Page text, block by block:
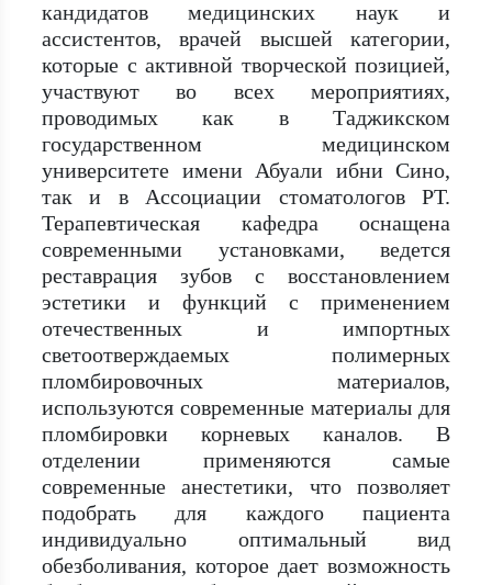
кандидатов медицинских наук и
ассистентов, врачей высшей категории,
которые с активной творческой позицией,
участвуют во всех мероприятиях,
проводимых как в Таджикском
государственном медицинском
университете имени Абуали ибни Сино,
так и в Ассоциации стоматологов РТ.
Терапевтическая кафедра оснащена
современными установками, ведется
реставрация зубов с восстановлением
эстетики и функций с применением
отечественных и импортных
светоотверждаемых полимерных
пломбировочных материалов,
используются современные материалы для
пломбировки корневых каналов. В
отделении применяются самые
современные анестетики, что позволяет
подобрать для каждого пациента
индивидуально оптимальный вид
обезболивания, которое дает возможность